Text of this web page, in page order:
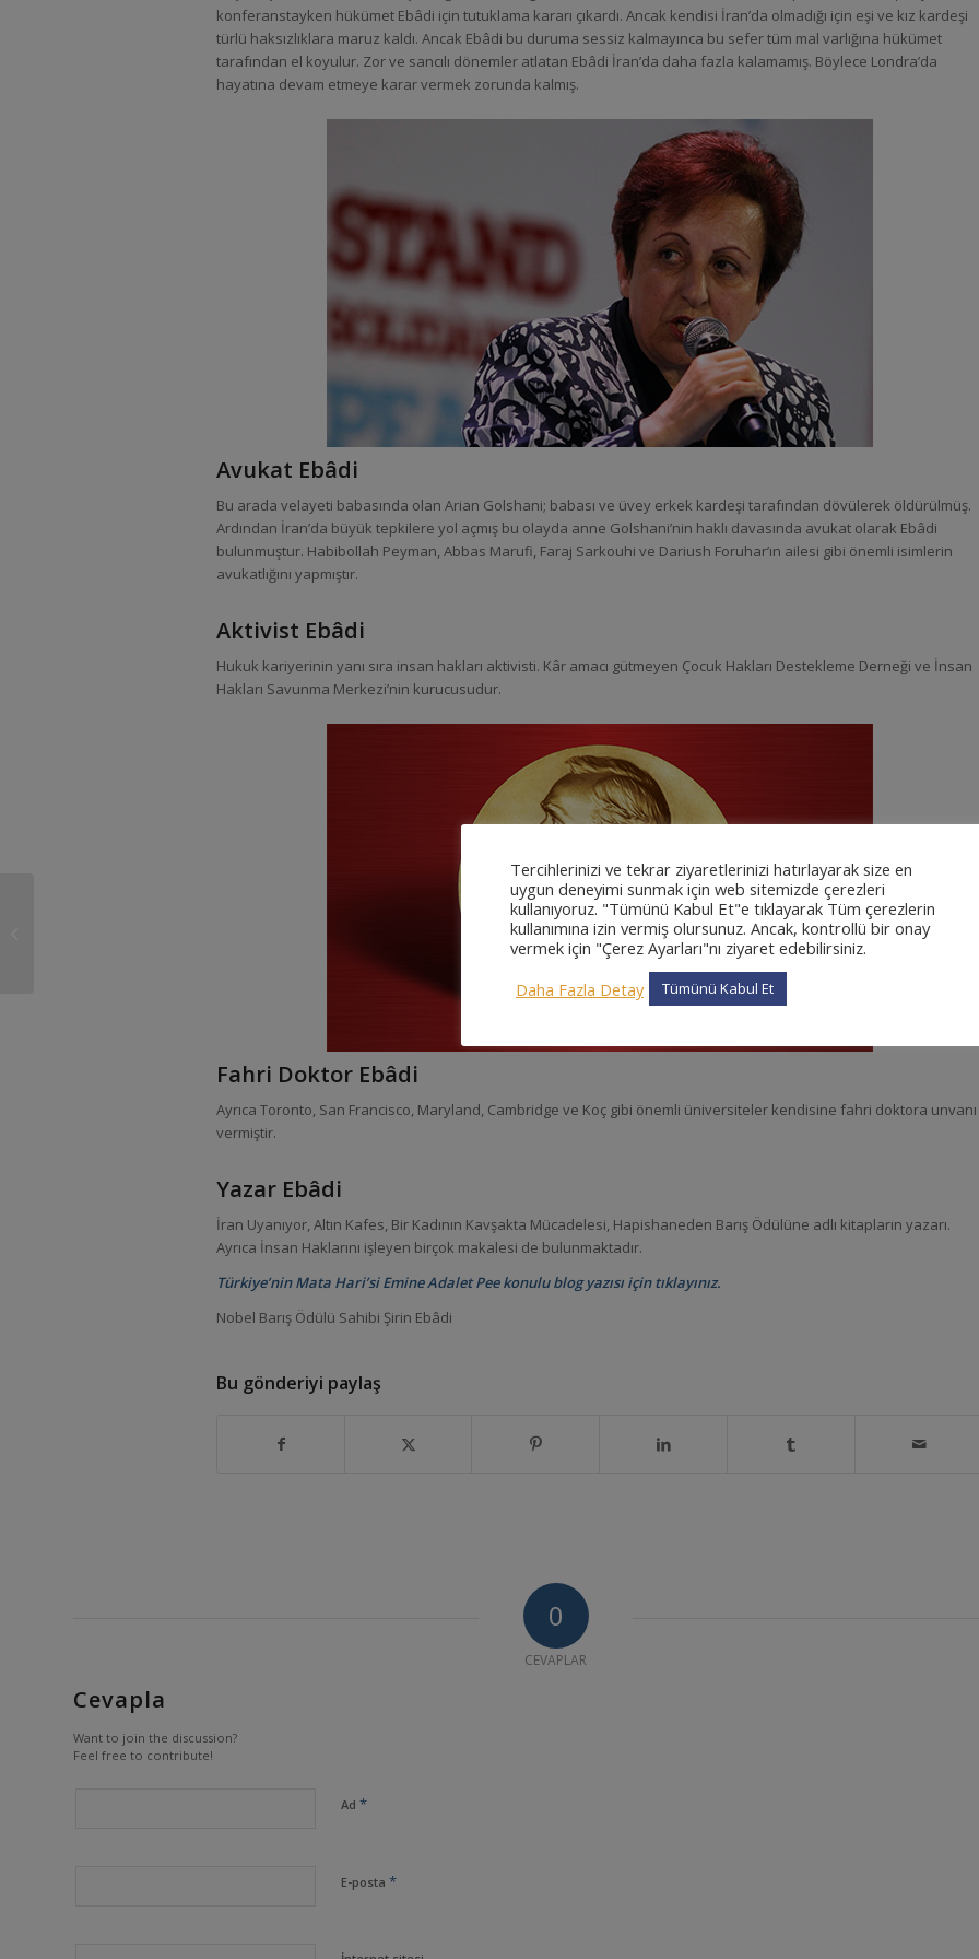
konferanstayken hükümet Ebâdi için tutuklama kararı çıkardı. Ancak kendisi İran’da olmadığı için eşi ve kız kardeşi
türlü haksızlıklara maruz kaldı. Ancak Ebâdi bu duruma sessiz kalmayınca bu sefer tüm mal varlığına hükümet
tarafından el koyulur. Zor ve sancılı dönemler atlatan Ebâdi İran’da daha fazla kalamamış. Böylece Londra’da
hayatına devam etmeye karar vermek zorunda kalmış.
Avukat Ebâdi
Bu arada velayeti babasında olan Arian Golshani; babası ve üvey erkek kardeşi tarafından dövülerek öldürülmüş.
Ardından İran’da büyük tepkilere yol açmış bu olayda anne Golshani’nin haklı davasında avukat olarak Ebâdi
bulunmuştur. Habibollah Peyman, Abbas Marufi, Faraj Sarkouhi ve Dariush Foruhar’ın ailesi gibi önemli isimlerin
avukatlığını yapmıştır.
Aktivist Ebâdi
Hukuk kariyerinin yanı sıra insan hakları aktivisti. Kâr amacı gütmeyen Çocuk Hakları Destekleme Derneği ve İnsan
Hakları Savunma Merkezi’nin kurucusudur.
Fahri Doktor Ebâdi
Ayrıca Toronto, San Francisco, Maryland, Cambridge ve Koç gibi önemli üniversiteler kendisine fahri doktora unvanı
vermiştir.
Yazar Ebâdi
İran Uyanıyor, Altın Kafes, Bir Kadının Kavşakta Mücadelesi, Hapishaneden Barış Ödülüne adlı kitapların yazarı.
Ayrıca İnsan Haklarını işleyen birçok makalesi de bulunmaktadır.
Türkiye’nin Mata Hari’si Emine Adalet Pee konulu blog yazısı için tıklayınız.
Nobel Barış Ödülü Sahibi Şirin Ebâdi
Bu gönderiyi paylaş
0
CEVAPLAR
Cevapla
Want to join the discussion?
Feel free to contribute!
Ad *
E-posta *
Tercihlerinizi ve tekrar ziyaretlerinizi hatırlayarak size en
uygun deneyimi sunmak için web sitemizde çerezleri
kullanıyoruz. "Tümünü Kabul Et"e tıklayarak Tüm çerezlerin
kullanımına izin vermiş olursunuz. Ancak, kontrollü bir onay
vermek için "Çerez Ayarları"nı ziyaret edebilirsiniz.
Daha Fazla Detay
Tümünü Kabul Et